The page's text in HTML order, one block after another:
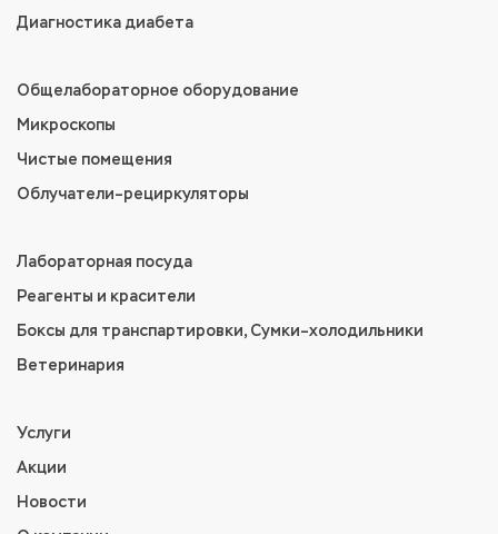
Диагностика диабета
Общелабораторное оборудование
Микроскопы
Чистые помещения
Облучатели–рециркуляторы
Лабораторная посуда
Реагенты и красители
Боксы для транспартировки, Сумки–холодильники
Ветеринария
Услуги
Акции
Новости